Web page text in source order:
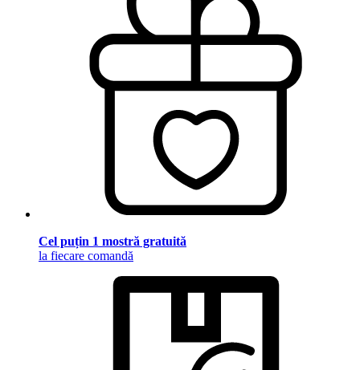
Cel puțin 1 mostră gratuită
la fiecare comandă